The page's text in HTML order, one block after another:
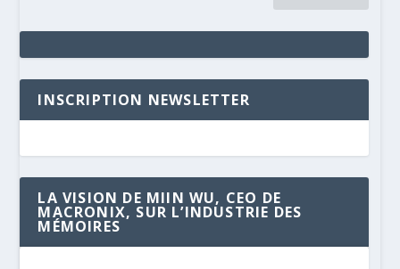
INSCRIPTION NEWSLETTER
LA VISION DE MIIN WU, CEO DE
MACRONIX, SUR L’INDUSTRIE DES
MÉMOIRES